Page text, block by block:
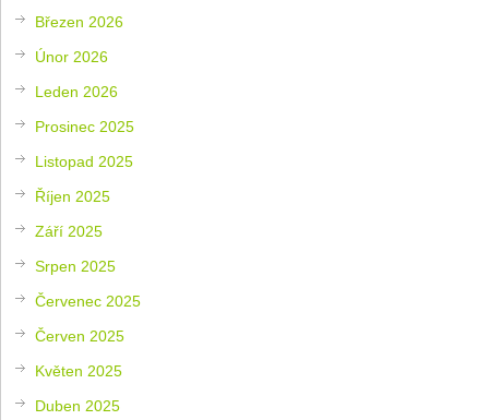
Březen 2026
Únor 2026
Leden 2026
Prosinec 2025
Listopad 2025
Říjen 2025
Září 2025
Srpen 2025
Červenec 2025
Červen 2025
Květen 2025
Duben 2025